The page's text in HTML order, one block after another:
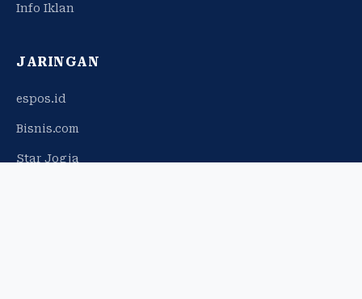
Info Iklan
JARINGAN
espos.id
Bisnis.com
Star Jogja